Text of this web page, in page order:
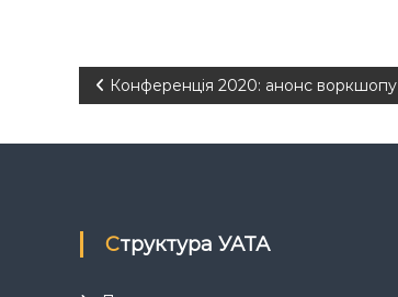
Н
а
і
г
Конференція 2020: анонс воркшопу
Структура УАТА